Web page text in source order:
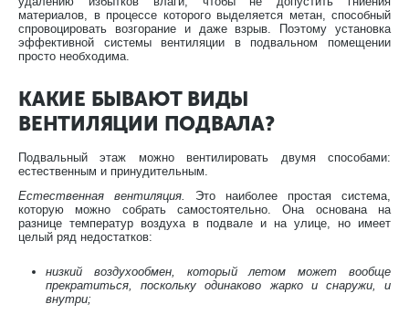
материалов, в процессе которого выделяется метан, способный
спровоцировать возгорание и даже взрыв. Поэтому установка
эффективной системы вентиляции в подвальном помещении
просто необходима.
КАКИЕ БЫВАЮТ ВИДЫ
ВЕНТИЛЯЦИИ ПОДВАЛА?
Подвальный этаж можно вентилировать двумя способами:
естественным и принудительным.
Естественная вентиляция.
Это наиболее простая система,
которую можно собрать самостоятельно. Она основана на
разнице температур воздуха в подвале и на улице, но имеет
целый ряд недостатков:
низкий воздухообмен, который летом может вообще
прекратиться, поскольку одинаково жарко и снаружи, и
внутри;